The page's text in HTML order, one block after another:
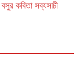
কবিতা সব্যসাচী